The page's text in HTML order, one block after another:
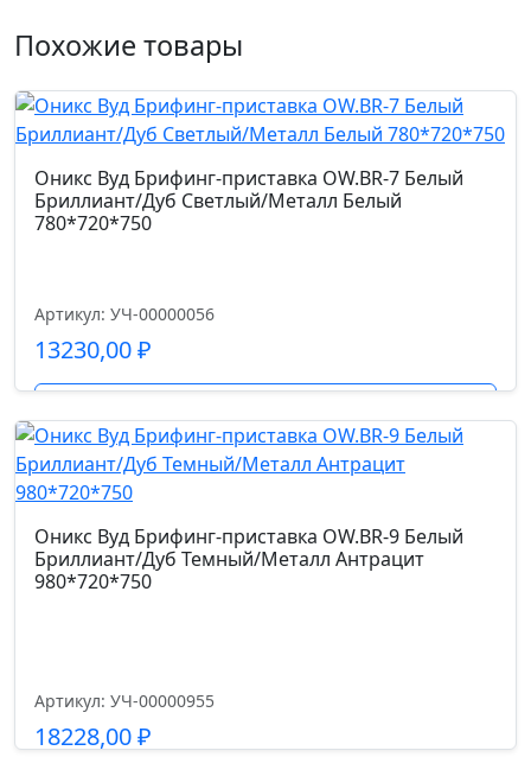
d50/PU
Механизм
топ-ган
Газпатрон мм.
Страна производства
Китай
Допустимая нагрузка кг.
120.0
Код цвета
сетка/ткань
Размер габариты, см.
OW.PRG-
25
Белый
Бриллиант/
Дуб
Светлый/
Металл
Похожие товары
Оникс Вуд Брифинг-приставка OW.BR-7 Белый
Бриллиант/Дуб Светлый/Металл Белый
780*720*750
Артикул: УЧ-00000056
13230,00₽
Оникс Вуд Брифинг-приставка OW.BR-9 Белый
Бриллиант/Дуб Темный/Металл Антрацит
980*720*750
Артикул: УЧ-00000955
18228,00₽